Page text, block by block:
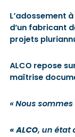
L’adossement
d’un fabricant
projets
ALCO repose
maîtrise
« Nous
« ALCO, un état